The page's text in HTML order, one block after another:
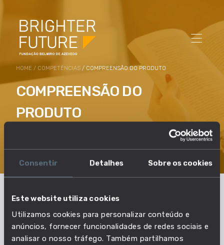
Consentir Detalhes Sobre os cookies
Este website utiliza cookies
Utilizamos cookies para personalizar conteúdo e
anúncios, fornecer funcionalidades de redes sociais e
analisar o nosso tráfego. Também partilhamos
HOME / COMPETÊNCIAS / COMPREENSÃO DO PRODUTO
COMPREENSÃO DO
PRODUTO
Os produtos disponíveis, as suas funcionalidades,
propriedades e requisitos legais e regulamentares.
Em que profissões esta
competência é essencial?